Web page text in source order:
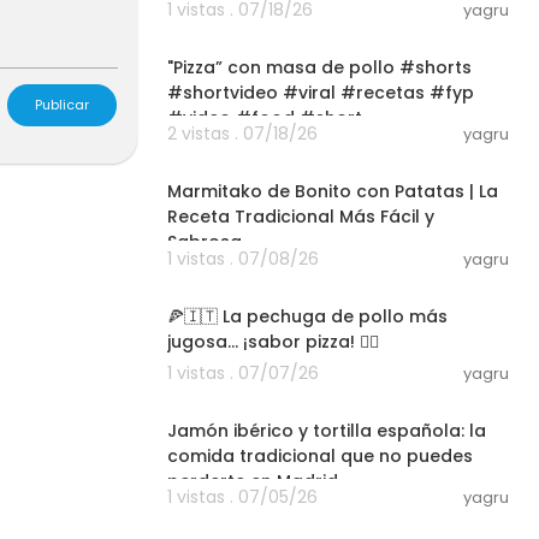
1 vistas . 07/18/26 yagru
"Pizza” con masa de pollo #shorts
#shortvideo #viral #recetas #fyp
#video #food #short
2 vistas . 07/18/26 yagru
Marmitako de Bonito con Patatas | La
Receta Tradicional Más Fácil y
Sabrosa
1 vistas . 07/08/26 yagru
🍕🇮🇹 La pechuga de pollo más
jugosa... ¡sabor pizza! ❤️‍🔥
1 vistas . 07/07/26
yagru
Jamón ibérico y tortilla española: la
comida tradicional que no puedes
perderte en Madrid
1 vistas . 07/05/26 yagru
Publicar